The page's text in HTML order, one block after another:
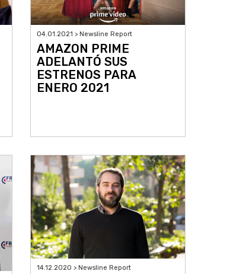
04.01.2021 > Newsline Report
AMAZON PRIME
ADELANTÓ SUS
ESTRENOS PARA
ENERO 2021
14.12.2020 > Newsline Report